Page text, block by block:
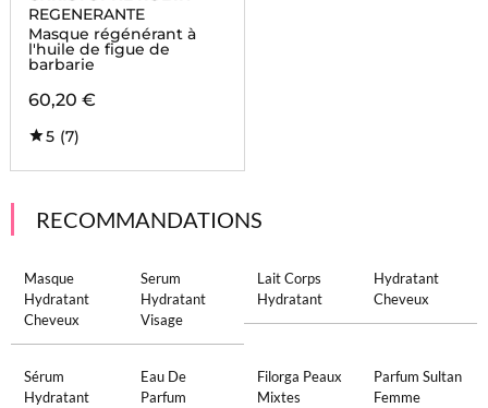
REGENERANTE
Masque régénérant à
l'huile de figue de
barbarie
60,20 €
5 (7)
RECOMMANDATIONS
Masque
Hydratant
Cheveux
Serum
Hydratant
Visage
Lait Corps
Hydratant
Hydratant
Cheveux
Sérum
Hydratant
Eau De
Parfum
Filorga Peaux
Mixtes
Parfum Sultan
Femme